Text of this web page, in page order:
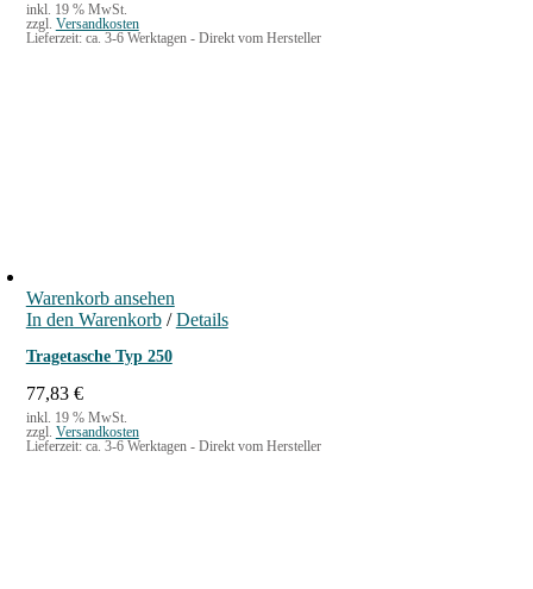
inkl. 19 % MwSt.
zzgl. Versandkosten
Lieferzeit: ca. 3-6 Werktagen - Direkt vom Hersteller
Warenkorb ansehen
In den Warenkorb / Details
Tragetasche Typ 250
77,83 €
inkl. 19 % MwSt.
zzgl. Versandkosten
Lieferzeit: ca. 3-6 Werktagen - Direkt vom Hersteller